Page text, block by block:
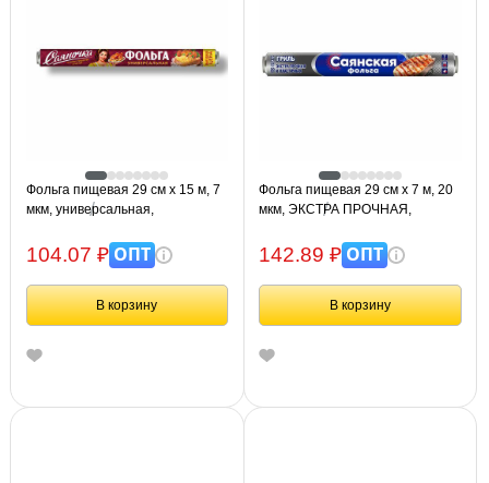
Фольга пищевая 29 см х 15 м, 7
мкм, универсальная,
САЯНОЧКА С15П-290х54
104.07 ₽ОПТ
В корзину
Фольга пищевая 29 см х 7 м, 20
мкм, ЭКСТРА ПРОЧНАЯ,
ГРИЛЬ 7П-290х35
142.89 ₽ОПТ
В корзину